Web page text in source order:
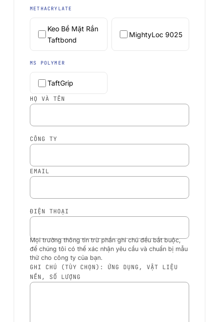
METHACRYLATE
Keo Bề Mặt Rắn
Taftbond
MightyLoc 9025
MS POLYMER
TaftGrip
HỌ VÀ TÊN
CÔNG TY
EMAIL
ĐIỆN THOẠI
Mọi trường thông tin trừ phần ghi chú đều bắt buộc,
để chúng tôi có thể xác nhận yêu cầu và chuẩn bị mẫu
thử cho công ty của bạn.
GHI CHÚ (TÙY CHỌN): ỨNG DỤNG, VẬT LIỆU
NỀN, SỐ LƯỢNG